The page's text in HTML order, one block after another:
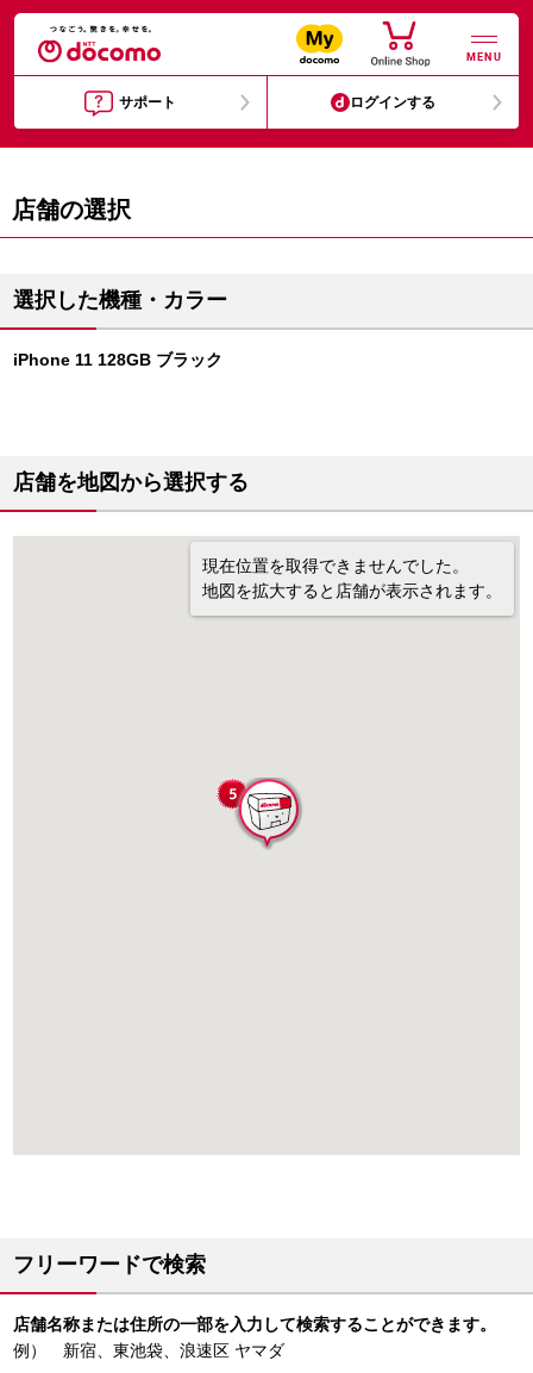
MENU
サポート ログインする
店舗の選択
選択した機種・カラー
iPhone 11 128GB ブラック
店舗を地図から選択する
現在位置を取得できませんでした。
地図を拡大すると店舗が表示されます。
フリーワードで検索
店舗名称または住所の一部を入力して検索することができます。
例） 新宿、東池袋、浪速区 ヤマダ